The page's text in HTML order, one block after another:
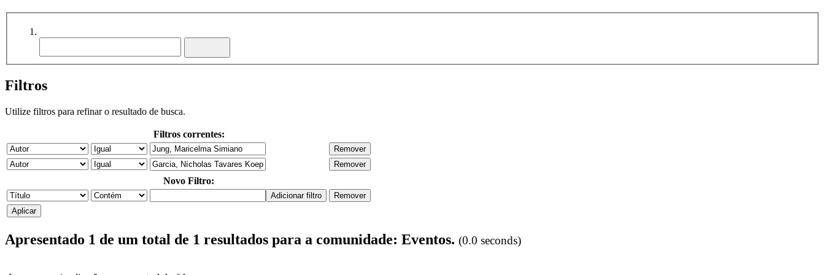
Filtros
Utilize filtros para refinar o resultado de busca.
Filtros correntes:
Novo Filtro:
Apresentado 1 de um total de 1 resultados para a comunidade: Eventos. (0.0 seconds)